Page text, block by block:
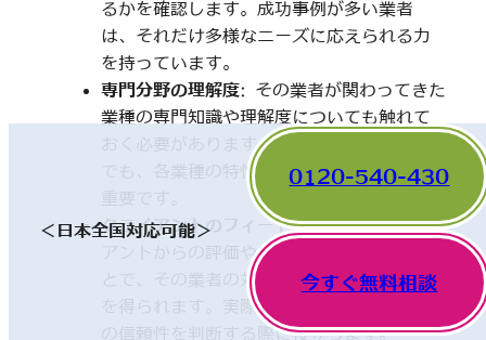
るかを確認します。成功事例が多い業者
は、それだけ多様なニーズに応えられる力
を持っています。
専門分野の理解度: その業者が関わってきた
業種の専門知識や理解度についても触れて
おく必要があります。一見、異なった分野
でも、各業種の特性を理解していることが
クライアントのフィードバック: 他のクライ
アントからの評価やレビューを確認するこ
とで、その業者の対応や成果に関する情報
を得られます。実際の利用者の声は、業者
の信頼性を判断する際に役立ちます。
＜日本全国対応可能＞
0120-540-430
今すぐ無料相談